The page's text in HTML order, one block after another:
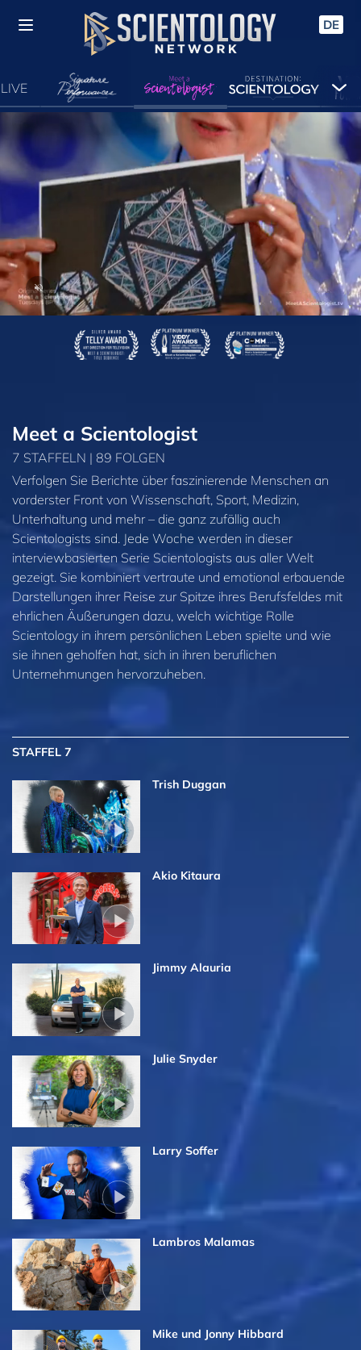
DE
LIVE
Meet a Scientologist
7 STAFFELN | 89 FOLGEN
Verfolgen Sie Berichte über faszinierende Menschen an
vorderster Front von Wissenschaft, Sport, Medizin,
Unterhaltung und mehr – die ganz zufällig auch
Scientologists sind. Jede Woche werden in dieser
interviewbasierten Serie Scientologists aus aller Welt
gezeigt. Sie kombiniert vertraute und emotional erbauende
Darstellungen ihrer Reise zur Spitze ihres Berufsfeldes mit
ehrlichen Äußerungen dazu, welch wichtige Rolle
Scientology in ihrem persönlichen Leben spielte und wie
sie ihnen geholfen hat, sich in ihren beruflichen
Unternehmungen hervorzuheben.
STAFFEL 7
Trish Duggan
Akio Kitaura
Jimmy Alauria
Julie Snyder
Larry Soffer
Lambros Malamas
Mike und Jonny Hibbard